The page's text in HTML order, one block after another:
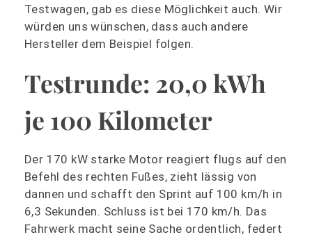
Testwagen, gab es diese Möglichkeit auch. Wir
würden uns wünschen, dass auch andere
Hersteller dem Beispiel folgen.
Testrunde: 20,0 kWh
je 100 Kilometer
Der 170 kW starke Motor reagiert flugs auf den
Befehl des rechten Fußes, zieht lässig von
dannen und schafft den Sprint auf 100 km/h in
6,3 Sekunden. Schluss ist bei 170 km/h. Das
Fahrwerk macht seine Sache ordentlich, federt